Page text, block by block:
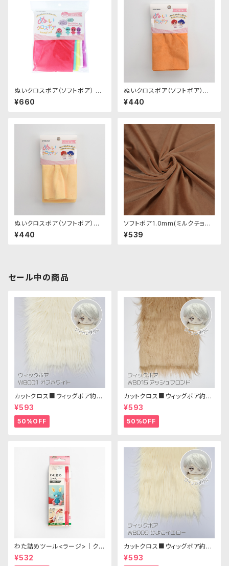
ぬいクロスボア（ソフトボア） ア
ソートセット（ビビッドカラー）｜
清原株式会社
¥660
ぬいクロスボア（ソフトボア）カッ
トクロス（アプリコット）｜清原株
式会社
¥440
ぬいクロスボア（ソフトボア）カッ
トクロス（カスタード）｜清原株
式会社
¥440
ソフトボア1.0mm(ミルクチョコ)
SSB134 ぬいぐるみ用短毛ボア
生地 20cm
¥539
セール中の商品
カットクロス■ウィッグボア約8c
m(オフホワイト)WB001 ボア生
地 25cm × 45cm
¥593
50%OFF
カットクロス■ウィッグボア約8c
m(アッシュブロンド)WB015 ボ
ア生地 25cm × 45cm
¥593
50%OFF
わた詰めツール<ラージ>｜クロ
バー
¥532
カットクロス■ウィッグボア約8c
m(ひよこイエロー)WB009ボア
生地 25cm × 45cm
¥593